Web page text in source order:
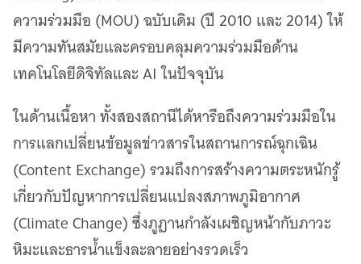
ความร่วมมือ (MOU) ฉบับเดิม (ปี 2010 และ 2014) ให้
มีความทันสมัยและครอบคลุมความร่วมมือด้าน
เทคโนโลยีดิจิทัลและ AI ในปัจจุบัน
ในด้านเนื้อหา ทั้งสองสถานีได้หารือถึงความร่วมมือใน
การแลกเปลี่ยนข้อมูลข่าวสารในสถานการณ์ฉุกเฉิน
(Content Exchange) รวมถึงการสร้างความตระหนักรู้
เกี่ยวกับปัญหาการเปลี่ยนแปลงสภาพภูมิอากาศ
(Climate Change) ซึ่งภูฏานกำลังเผชิญหน้ากับภาวะ
หิมะและธารน้ำแข็งละลายอย่างรวดเร็ว